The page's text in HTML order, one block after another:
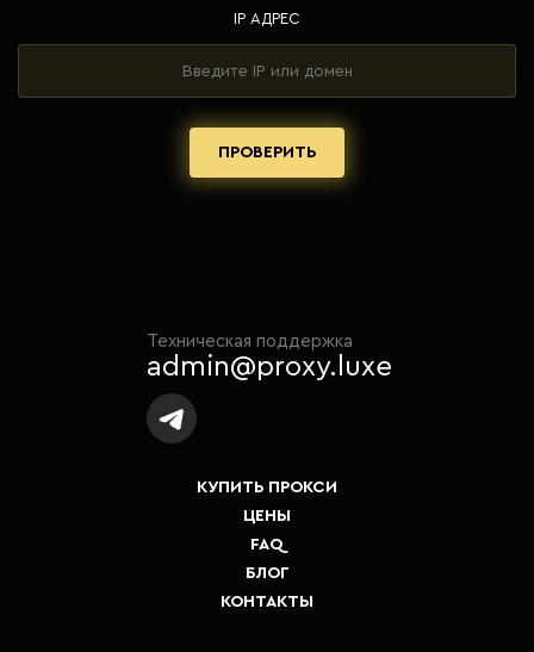
IP АДРЕС
ПРОВЕРИТЬ
КУПИТЬ ПРОКСИ
ЦЕНЫ
FAQ
БЛОГ
КОНТАКТЫ
Техническая поддержка
admin@proxy.luxe